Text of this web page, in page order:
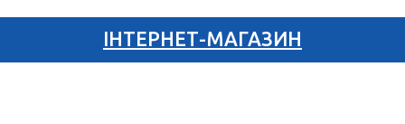
ІНТЕРНЕТ-МАГАЗИН